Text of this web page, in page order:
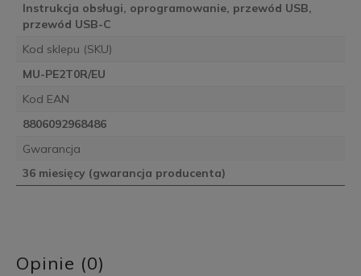
Instrukcja obsługi, oprogramowanie, przewód USB,
przewód USB-C
Kod sklepu (SKU)
MU-PE2T0R/EU
Kod EAN
8806092968486
Gwarancja
36 miesięcy (gwarancja producenta)
Opinie (0)